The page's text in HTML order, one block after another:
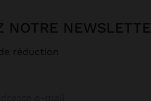
NOTRE
réduction